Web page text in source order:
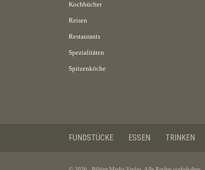
Kochbücher
Reisen
Restaurants
Spezialitäten
Spitzenköche
FUNDSTÜCKE ESSEN TRINKEN